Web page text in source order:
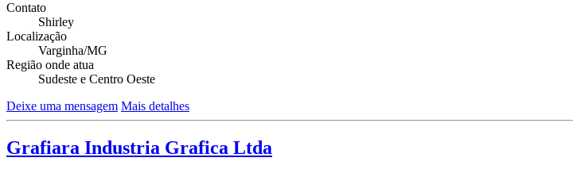
Contato
Shirley
Localização
Varginha/MG
Região onde atua
Sudeste e Centro Oeste
Deixe uma mensagem Mais detalhes
Grafiara Industria Grafica Ltda